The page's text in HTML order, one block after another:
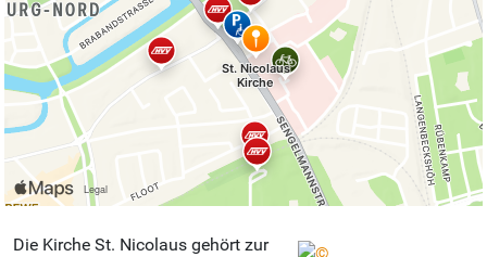
Die Kirche St. Nicolaus gehört zur